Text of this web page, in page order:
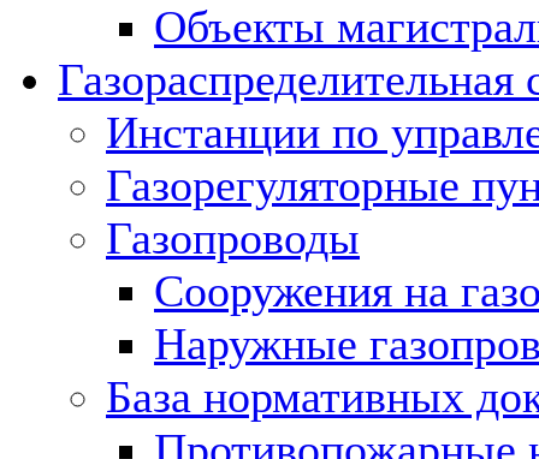
Объекты
Газораспределительная
Инстанции по
Газорегуляторные
Газопроводы
Сооружения на
Наружные
База нормативных